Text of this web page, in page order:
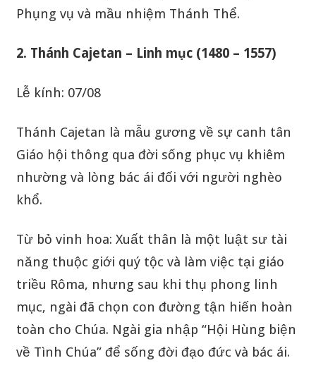
Phụng vụ và mầu nhiệm Thánh Thể.
2. Thánh Cajetan – Linh mục (1480 – 1557)
Lễ kính: 07/08
Thánh Cajetan là mẫu gương về sự canh tân
Giáo hội thông qua đời sống phục vụ khiêm
nhường và lòng bác ái đối với người nghèo
khổ.
Từ bỏ vinh hoa: Xuất thân là một luật sư tài
năng thuộc giới quý tộc và làm việc tại giáo
triều Rôma, nhưng sau khi thụ phong linh
mục, ngài đã chọn con đường tận hiến hoàn
toàn cho Chúa. Ngài gia nhập “Hội Hùng biện
về Tình Chúa” để sống đời đạo đức và bác ái.